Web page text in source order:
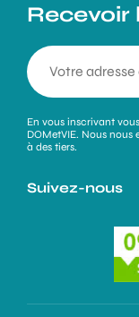
En vous inscrivant
DOMetVIE. Nous
à des tiers.
Suivez-nous